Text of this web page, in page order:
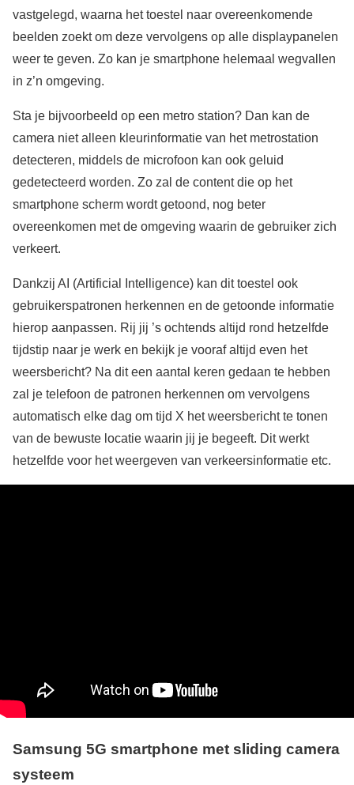
vastgelegd, waarna het toestel naar overeenkomende
beelden zoekt om deze vervolgens op alle displaypanelen
weer te geven. Zo kan je smartphone helemaal wegvallen
in z’n omgeving.
Sta je bijvoorbeeld op een metro station? Dan kan de
camera niet alleen kleurinformatie van het metrostation
detecteren, middels de microfoon kan ook geluid
gedetecteerd worden. Zo zal de content die op het
smartphone scherm wordt getoond, nog beter
overeenkomen met de omgeving waarin de gebruiker zich
verkeert.
Dankzij AI (Artificial Intelligence) kan dit toestel ook
gebruikerspatronen herkennen en de getoonde informatie
hierop aanpassen. Rij jij ’s ochtends altijd rond hetzelfde
tijdstip naar je werk en bekijk je vooraf altijd even het
weersbericht? Na dit een aantal keren gedaan te hebben
zal je telefoon de patronen herkennen om vervolgens
automatisch elke dag om tijd X het weersbericht te tonen
van de bewuste locatie waarin jij je begeeft. Dit werkt
hetzelfde voor het weergeven van verkeersinformatie etc.
Samsung 5G smartphone met sliding camera
systeem